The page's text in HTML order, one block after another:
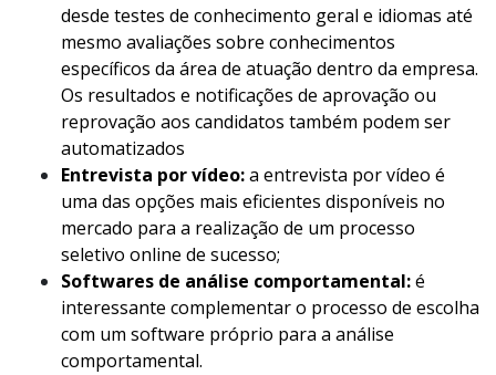
desde testes de conhecimento geral e idiomas até
mesmo avaliações sobre conhecimentos
específicos da área de atuação dentro da empresa.
Os resultados e notificações de aprovação ou
reprovação aos candidatos também podem ser
automatizados
Entrevista por vídeo:a entrevista por vídeo é
uma das opções mais eficientes disponíveis no
mercado para a realização de um processo
seletivo online de sucesso;
Softwares de análise comportamental:é
interessante complementar o processo de escolha
com um software próprio para a análise
comportamental.